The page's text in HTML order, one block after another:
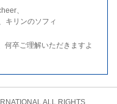
、
キリンのソフィ
何卒ご理解いただきますよ